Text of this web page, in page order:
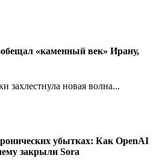
«каменный век» Ирану,
захлестнула новая волна...
убытках: Как OpenAI
закрыли Sora